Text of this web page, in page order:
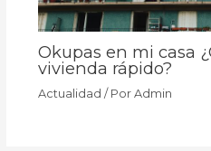
Okupas en mi casa
vivienda rápido?
Actualidad / Por Admin